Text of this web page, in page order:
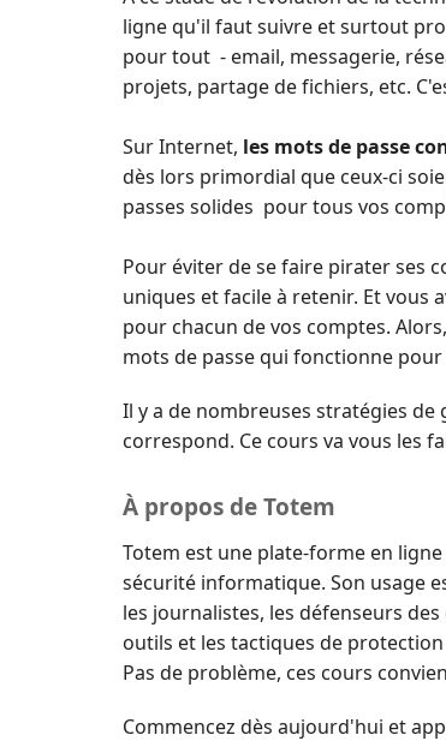
ligne qu'il faut suivre et surtout
pour tout - email, messagerie,
projets, partage de fichiers, etc.
Sur Internet, les mots de passe
dès lors primordial que ceux-ci
passes solides pour tous vos
Pour éviter de se faire pirater ses
uniques et facile à retenir. Et
pour chacun de vos comptes.
mots de passe qui fonctionne pour
Il y a de nombreuses stratégies
correspond. Ce cours va vous les
À propos de Totem
Totem est une plate-forme en
sécurité informatique. Son usage
les journalistes, les défenseurs
outils et les tactiques de
Pas de problème, ces cours
Commencez dès aujourd'hui et